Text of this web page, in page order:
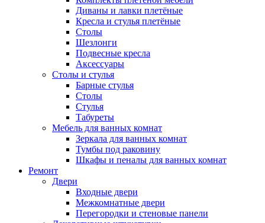
Диваны и лавки плетёные
Кресла и стулья плетёные
Столы
Шезлонги
Подвесные кресла
Аксессуары
Столы и стулья
Барные стулья
Столы
Стулья
Табуреты
Мебель для ванных комнат
Зеркала для ванных комнат
Тумбы под раковину
Шкафы и пеналы для ванных комнат
Ремонт
Двери
Входные двери
Межкомнатные двери
Перегородки и стеновые панели